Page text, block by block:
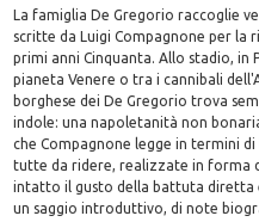
La famiglia De Gregorio raccoglie
scritte da Luigi Compagnone per la
primi anni Cinquanta. Allo stadio, in
pianeta Venere o tra i cannibali
borghese dei De Gregorio trova
indole: una napoletanità non
che Compagnone legge in termini
tutte da ridere, realizzate in forma
intatto il gusto della battuta diretta
un saggio introduttivo, di note